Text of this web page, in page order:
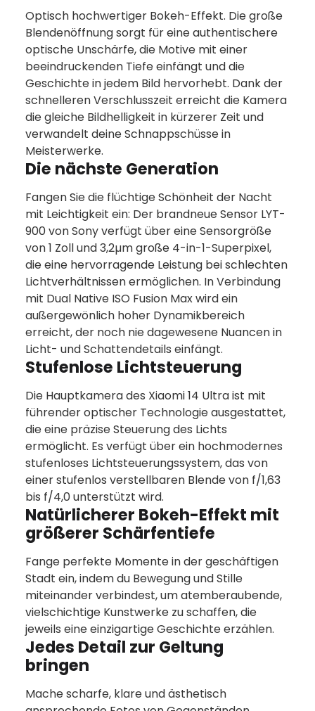
Optisch hochwertiger Bokeh-Effekt. Die große
Blendenöffnung sorgt für eine authentischere
optische Unschärfe, die Motive mit einer
beeindruckenden Tiefe einfängt und die
Geschichte in jedem Bild hervorhebt. Dank der
schnelleren Verschlusszeit erreicht die Kamera
die gleiche Bildhelligkeit in kürzerer Zeit und
verwandelt deine Schnappschüsse in
Meisterwerke.
Die nächste Generation
Fangen Sie die flüchtige Schönheit der Nacht
mit Leichtigkeit ein: Der brandneue Sensor LYT-
900 von Sony verfügt über eine Sensorgröße
von 1 Zoll und 3,2µm große 4-in-1-Superpixel,
die eine hervorragende Leistung bei schlechten
Lichtverhältnissen ermöglichen. In Verbindung
mit Dual Native ISO Fusion Max wird ein
außergewönlich hoher Dynamikbereich
erreicht, der noch nie dagewesene Nuancen in
Licht- und Schattendetails einfängt.
Stufenlose Lichtsteuerung
Die Hauptkamera des Xiaomi 14 Ultra ist mit
führender optischer Technologie ausgestattet,
die eine präzise Steuerung des Lichts
ermöglicht. Es verfügt über ein hochmodernes
stufenloses Lichtsteuerungssystem, das von
einer stufenlos verstellbaren Blende von f/1,63
bis f/4,0 unterstützt wird.
Natürlicherer Bokeh-Effekt mit
größerer Schärfentiefe
Fange perfekte Momente in der geschäftigen
Stadt ein, indem du Bewegung und Stille
miteinander verbindest, um atemberaubende,
vielschichtige Kunstwerke zu schaffen, die
jeweils eine einzigartige Geschichte erzählen.
Jedes Detail zur Geltung
bringen
Mache scharfe, klare und ästhetisch